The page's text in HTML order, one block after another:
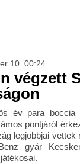
10. 00:24
végzett
év para boccia
pontjáról
legjobbjai
gyár